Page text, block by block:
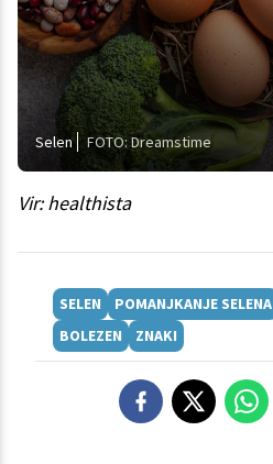
Selen FOTO: Dreamstime
Vir: healthista
SELEN POMANJKANJE SELENA
BOLEZEN
ZNAKI